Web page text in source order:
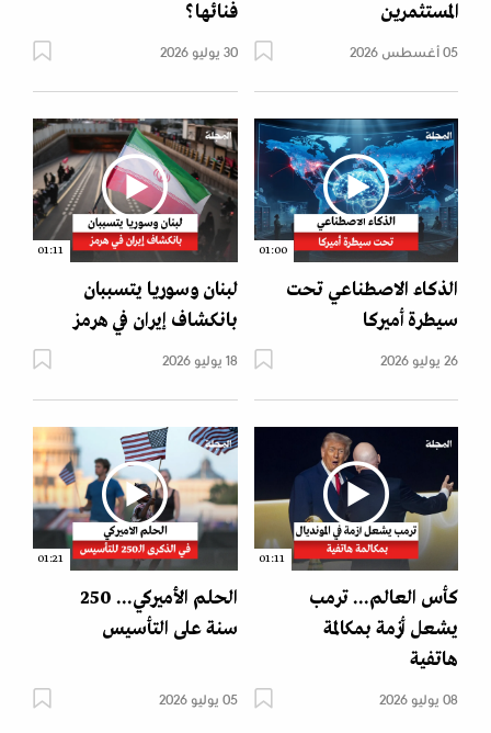
المستثمرين
05 أغسطس 2026
فنائها؟
30 يوليو 2026
01:00
الذكاء الاصطناعي تحت
سيطرة أميركا
26 يوليو 2026
01:11
لبنان وسوريا يتسببان
بانكشاف إيران في هرمز
18 يوليو 2026
01:11
كأس العالم... ترمب
يشعل أزمة بمكالمة
هاتفية
08 يوليو 2026
01:21
الحلم الأميركي... 250
سنة على التأسيس
05 يوليو 2026